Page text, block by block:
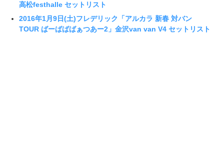
高松festhalle セットリスト
2016年1月9日(土)フレデリック「アルカラ 新春 対バン
TOUR ばーばばばぁつあー2」金沢van van V4 セットリスト